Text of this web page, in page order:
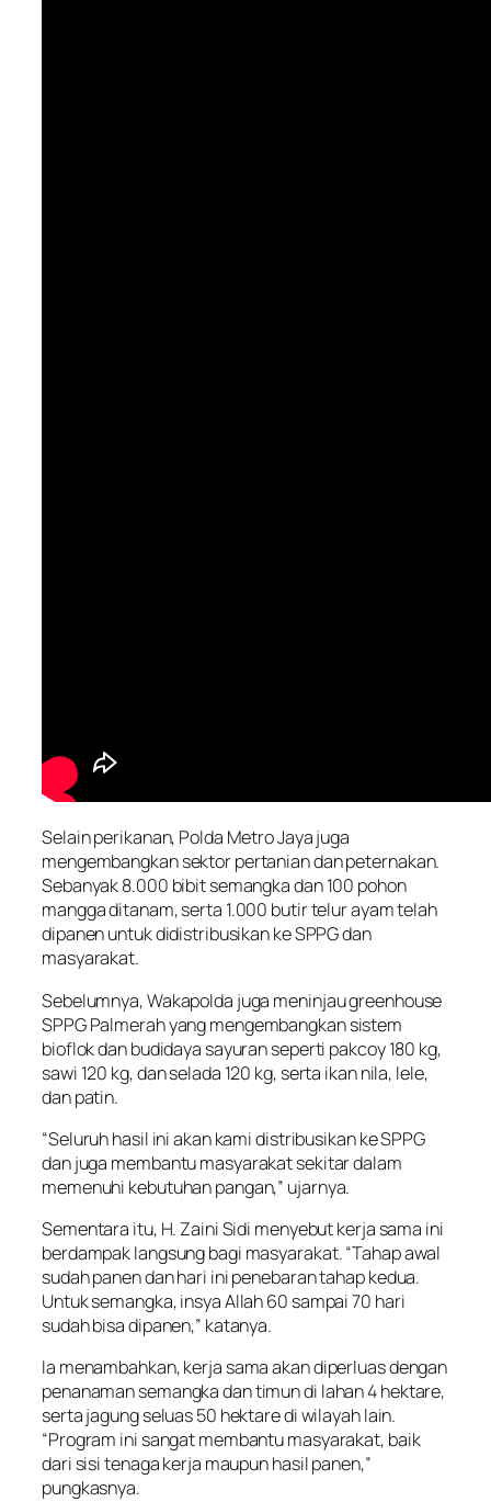
Selain perikanan, Polda Metro Jaya juga
mengembangkan sektor pertanian dan peternakan.
Sebanyak 8.000 bibit semangka dan 100 pohon
mangga ditanam, serta 1.000 butir telur ayam telah
dipanen untuk didistribusikan ke SPPG dan
masyarakat.
Sebelumnya, Wakapolda juga meninjau greenhouse
SPPG Palmerah yang mengembangkan sistem
bioflok dan budidaya sayuran seperti pakcoy 180 kg,
sawi 120 kg, dan selada 120 kg, serta ikan nila, lele,
dan patin.
“Seluruh hasil ini akan kami distribusikan ke SPPG
dan juga membantu masyarakat sekitar dalam
memenuhi kebutuhan pangan,” ujarnya.
Sementara itu, H. Zaini Sidi menyebut kerja sama ini
berdampak langsung bagi masyarakat. “Tahap awal
sudah panen dan hari ini penebaran tahap kedua.
Untuk semangka, insya Allah 60 sampai 70 hari
sudah bisa dipanen,” katanya.
Ia menambahkan, kerja sama akan diperluas dengan
penanaman semangka dan timun di lahan 4 hektare,
serta jagung seluas 50 hektare di wilayah lain.
“Program ini sangat membantu masyarakat, baik
dari sisi tenaga kerja maupun hasil panen,”
pungkasnya.